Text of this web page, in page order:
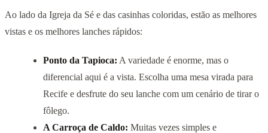
Ao lado da Igreja da Sé e das casinhas coloridas, estão as melhores
vistas e os melhores lanches rápidos:
Ponto da Tapioca: A variedade é enorme, mas o
diferencial aqui é a vista. Escolha uma mesa virada para
Recife e desfrute do seu lanche com um cenário de tirar o
fôlego.
A Carroça de Caldo: Muitas vezes simples e